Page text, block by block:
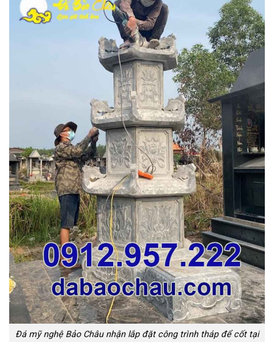
Đá mỹ nghệ Bảo Châu nhận lắp đặt công trình tháp để cốt tại